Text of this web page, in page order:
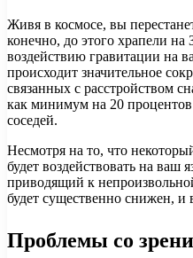
Живя в космосе, вы
конечно, до этого храпели
воздействию гравитации на
происходит значительное
связанных с расстройством
как минимум на 20
соседей.
Несмотря на то, что
будет воздействовать на ваш
приводящий к
будет существенно снижен, и
Проблемы со